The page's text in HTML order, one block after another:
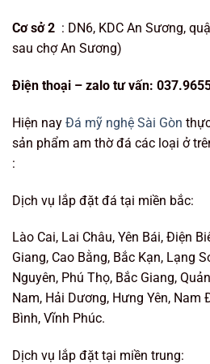
Cơ sở 2 : DN6, KDC An Sương,
sau chợ An Sương)
Điện thoại – zalo tư vấn:
Hiện nay Đá mỹ nghệ Sài Gòn
sản phẩm am thờ đá các loại ở
:
Dịch vụ lắp đặt đá tại miền bắc:
Lào Cai, Lai Châu, Yên Bái, Điện
Giang, Cao Bằng, Bắc Kạn, Lạng
Nguyên, Phú Thọ, Bắc Giang,
Nam, Hải Dương, Hưng Yên, Nam
Bình, Vĩnh Phúc.
Dịch vụ lắp đặt tại miền trung: